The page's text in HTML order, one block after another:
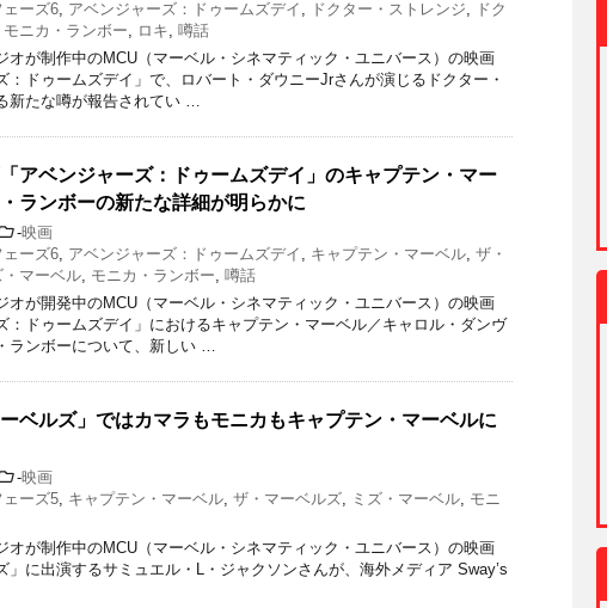
ェーズ6 アベンジャーズ：ドゥームズデイ ドクター・ストレンジ
ドク
モニカ・ランボー ロキ
噂話
オが制作中のMCU（マーベル・シネマティック・ユニバース）の映画
：ドゥームズデイ」で、ロバート・ダウニーJrさんが演じるドクター・
新たな噂が報告されてい …
「アベンジャーズ：ドゥームズデイ」のキャプテン・マー
ランボーの新たな詳細が明らかに
-映画
ェーズ6 アベンジャーズ：ドゥームズデイ キャプテン・マーベル ,ザ・
・マーベル モニカ・ランボー
噂話
オが開発中のMCU（マーベル・シネマティック・ユニバース）の映画
：ドゥームズデイ」におけるキャプテン・マーベル／キャロル・ダンヴ
ランボーについて、新しい …
ベルズ」ではカマラもモニカもキャプテン・マーベルに
-映画
ェーズ5 キャプテン・マーベル ,ザ・マーベルズ ミズ・マーベル
モニ
オが制作中のMCU（マーベル・シネマティック・ユニバース）の映画
」に出演するサミュエル・L・ジャクソンさんが、海外メディア Sway’s